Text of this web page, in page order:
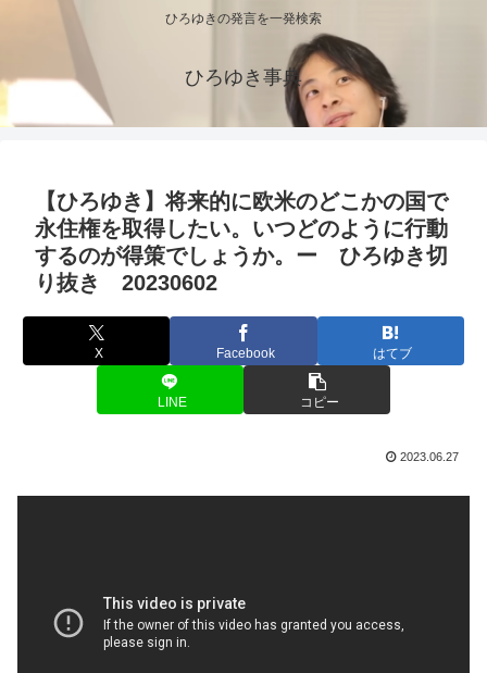
ひろゆきの発言を一発検索
ひろゆき事典
【ひろゆき】将来的に欧米のどこかの国で
永住権を取得したい。いつどのように行動
するのが得策でしょうか。ー ひろゆき切
り抜き 20230602
X Facebook はてブ
LINE コピー
2023.06.27